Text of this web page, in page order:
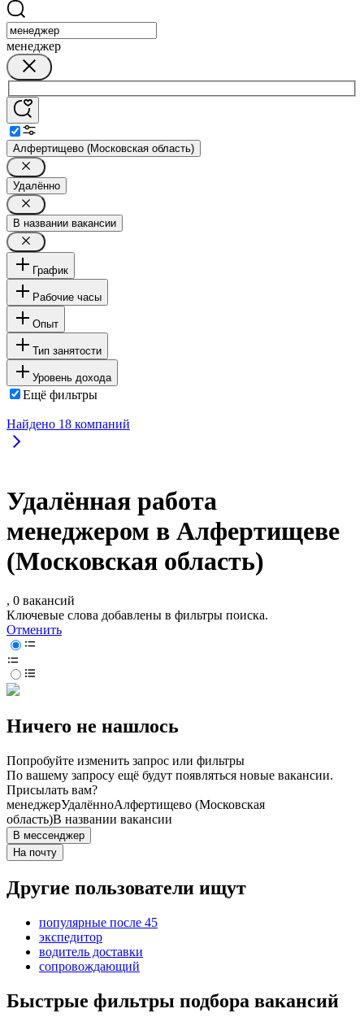
менеджер
Алфертищево (Московская область)
Удалённо
В названии вакансии
График
Рабочие часы
Опыт
Тип занятости
Уровень дохода
Ещё фильтры
Найдено 18 компаний
Удалённая работа
менеджером в Алфертищеве
(Московская область)
, 0 вакансий
Ключевые слова добавлены в фильтры поиска.
Отменить
Ничего не нашлось
Попробуйте изменить запрос или фильтры
По вашему запросу ещё будут появляться новые вакансии.
Присылать вам?
менеджерУдалённоАлфертищево (Московская
область)В названии вакансии
В мессенджер
На почту
Другие пользователи ищут
популярные после 45
экспедитор
водитель доставки
сопровождающий
Быстрые фильтры подбора вакансий